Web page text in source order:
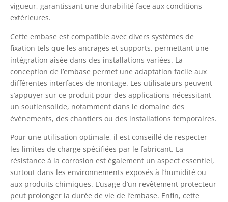
vigueur, garantissant une durabilité face aux conditions
extérieures.
Cette embase est compatible avec divers systèmes de
fixation tels que les ancrages et supports, permettant une
intégration aisée dans des installations variées. La
conception de l’embase permet une adaptation facile aux
différentes interfaces de montage. Les utilisateurs peuvent
s’appuyer sur ce produit pour des applications nécessitant
un soutiensolide, notamment dans le domaine des
événements, des chantiers ou des installations temporaires.
Pour une utilisation optimale, il est conseillé de respecter
les limites de charge spécifiées par le fabricant. La
résistance à la corrosion est également un aspect essentiel,
surtout dans les environnements exposés à l’humidité ou
aux produits chimiques. L’usage d’un revêtement protecteur
peut prolonger la durée de vie de l’embase. Enfin, cette